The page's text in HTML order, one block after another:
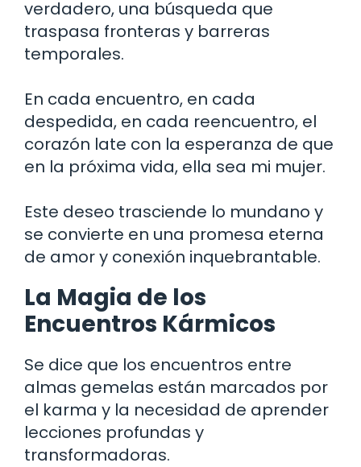
verdadero, una búsqueda que
traspasa fronteras y barreras
temporales.
En cada encuentro, en cada
despedida, en cada reencuentro, el
corazón late con la esperanza de que
en la próxima vida, ella sea mi mujer.
Este deseo trasciende lo mundano y
se convierte en una promesa eterna
de amor y conexión inquebrantable.
La Magia de los
Encuentros Kármicos
Se dice que los encuentros entre
almas gemelas están marcados por
el karma y la necesidad de aprender
lecciones profundas y
transformadoras.